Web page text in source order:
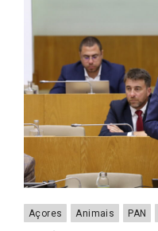
Açores Animais PAN